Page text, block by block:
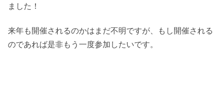
ました！
来年も開催されるのかはまだ不明ですが、もし開催される
のであれば是非もう一度参加したいです。